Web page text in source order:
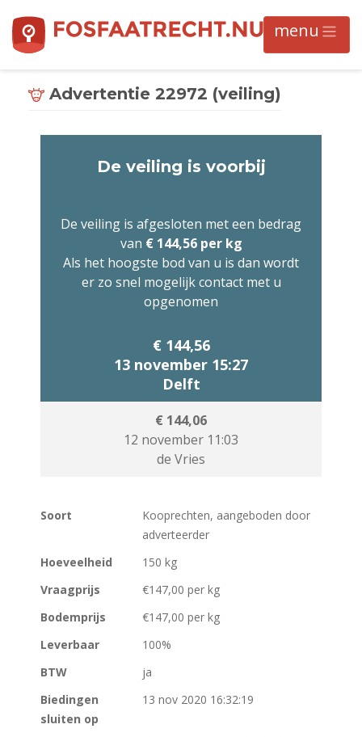
Advertentie 22972 (veiling)
Soort
Kooprechten, aangeboden door
adverteerder
Hoeveelheid
150 kg
Vraagprijs
€147,00 per kg
Bodemprijs
€147,00 per kg
Leverbaar
100%
BTW
ja
Biedingen
sluiten op
13 nov 2020 16:32:19
De veiling is voorbij
De veiling is afgesloten met een bedrag
van € 144,56 per kg
Als het hoogste bod van u is dan wordt
er zo snel mogelijk contact met u
opgenomen
€ 144,56
13 november 15:27
Delft
€ 144,06
12 november 11:03
de Vries